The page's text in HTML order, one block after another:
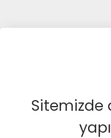
Sitemizde